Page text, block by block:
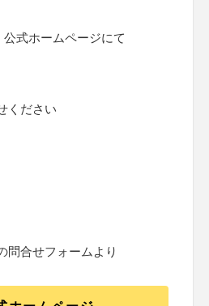
式ホームページにて
ください
問合せフォームより